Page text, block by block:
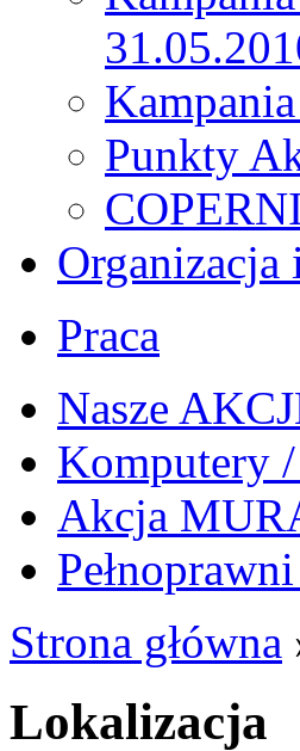
Punkty
Organizacja
Praca
Nasze
Komputery
Akcja
Strona główna
Lokalizacja